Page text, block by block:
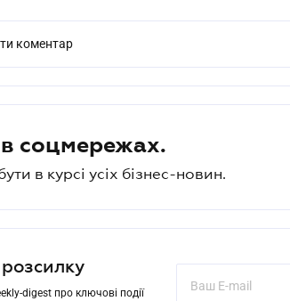
коментар
соцмережах.
в курсі усіх бізнес-новин.
digest про ключові події